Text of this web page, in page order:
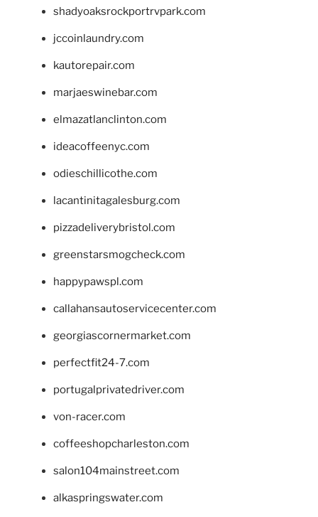
shadyoaksrockportrvpark.com
jccoinlaundry.com
kautorepair.com
marjaeswinebar.com
elmazatlanclinton.com
ideacoffeenyc.com
odieschillicothe.com
lacantinitagalesburg.com
pizzadeliverybristol.com
greenstarsmogcheck.com
happypawspl.com
callahansautoservicecenter.com
georgiascornermarket.com
perfectfit24-7.com
portugalprivatedriver.com
von-racer.com
coffeeshopcharleston.com
salon104mainstreet.com
alkaspringswater.com